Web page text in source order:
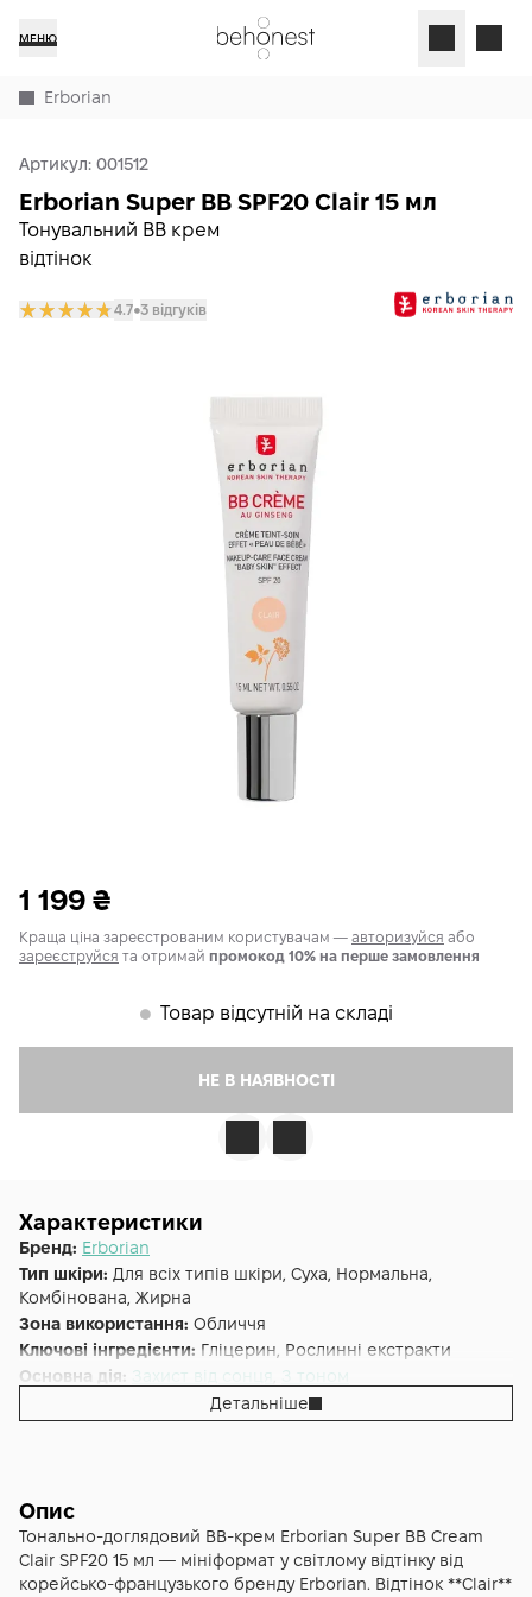
МЕНЮ
Erborian
Артикул: 001512
Тонувальний BB крем
відтінок
Erborian Super BB SPF20 Clair 15 мл
4.7𒊹3 відгуків
1 199 ₴
Краща ціна зареєстрованим користувачам — авторизуйся або
зареєструйся та отримай промокод 10% на перше замовлення
𒊹 Товар відсутній на складі
НЕ В НАЯВНОСТІ
Характеристики
Бренд: Erborian
Тип шкіри: Для всіх типів шкіри, Суха, Нормальна,
Комбінована, Жирна
Зона використання: Обличчя
Ключові інгредієнти: Гліцерин, Рослинні екстракти
Основна дія: Захист від сонця
З тоном
Додаткові властивості:Cruelty-free, Веганська, Без
парабенів, Без сульфатів
Лінійка:
Альтернативна назва:BB CREAM тонуючий крем with SPF
20 Clair 15 мл
Тип фільтру SPF:Комбінований
Детальніше
Опис
Тонально-доглядовий BB-крем Erborian Super BB Cream
Clair SPF20 15 мл — мініформат у світлому відтінку від
корейсько-французького бренду Erborian. Відтінок **Clair**